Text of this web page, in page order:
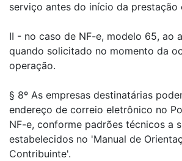
serviço antes do início da prestação
II - no caso de NF-e, modelo 65, ao
quando solicitado no momento da
operação.
§ 8º As empresas destinatárias
endereço de correio eletrônico no
NF-e, conforme padrões técnicos a
estabelecidos no 'Manual de
Contribuinte'.